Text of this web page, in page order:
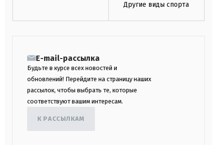
Другие виды спорта
E-mail-рассылка
Будьте в курсе всех новостей и
обновлений! Перейдите на страницу наших
рассылок, чтобы выбрать те, которые
соответствуют вашим интересам.
К РАССЫЛКАМ